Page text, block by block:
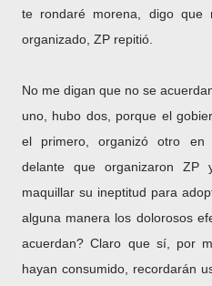
te rondaré morena, digo que
organizado, ZP repitió.
No me digan que no se
uno, hubo dos, porque el
el primero, organizó otro en
delante que organizaron
maquillar su ineptitud para
alguna manera los dolorosos
acuerdan? Claro que sí, por
hayan consumido, recordarán